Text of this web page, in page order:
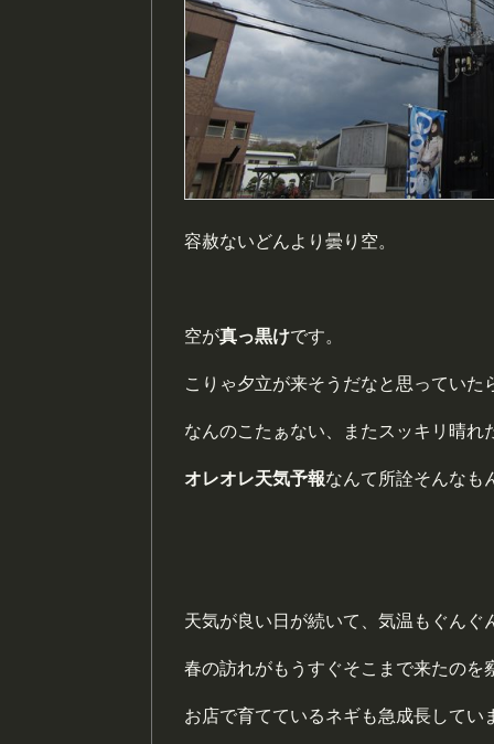
容赦ないどんより曇り空。
空が真っ黒けです。
こりゃ夕立が来そうだなと思っていた
なんのこたぁない、またスッキリ晴れ
オレオレ天気予報なんて所詮そんなも
天気が良い日が続いて、気温もぐんぐ
春の訪れがもうすぐそこまで来たのを
お店で育てているネギも急成長してい